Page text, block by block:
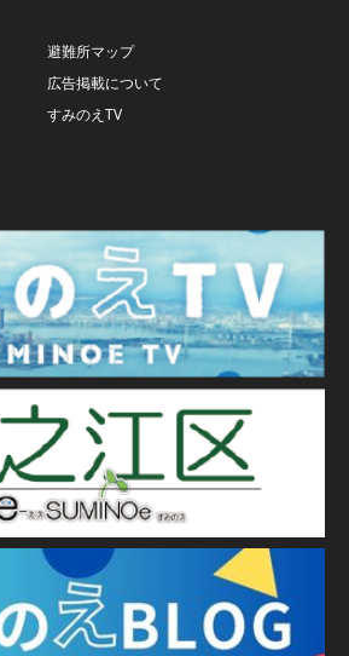
避難所マップ
広告掲載について
すみのえTV